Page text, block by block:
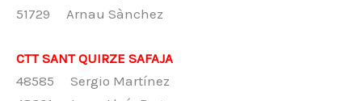
51729 Arnau Sànchez
CTT SANT QUIRZE SAFAJA
48585 Sergio Martínez